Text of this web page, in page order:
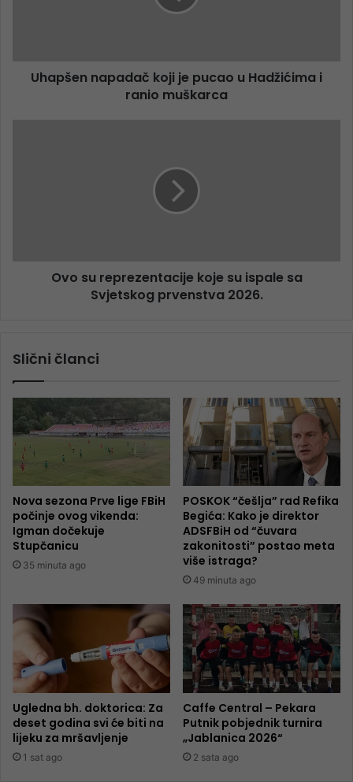
Uhapšen napadač koji je pucao u Hadžićima i
ranio muškarca
Ovo su reprezentacije koje su ispale sa
Svjetskog prvenstva 2026.
Slični članci
Nova sezona Prve lige FBiH
počinje ovog vikenda:
Igman dočekuje
Stupčanicu
35 minuta ago
POSKOK “češlja” rad Refika
Begića: Kako je direktor
ADSFBiH od “čuvara
zakonitosti” postao meta
više istraga?
49 minuta ago
Ugledna bh. doktorica: Za
deset godina svi će biti na
lijeku za mršavljenje
1 sat ago
Caffe Central – Pekara
Putnik pobjednik turnira
„Jablanica 2026“
2 sata ago